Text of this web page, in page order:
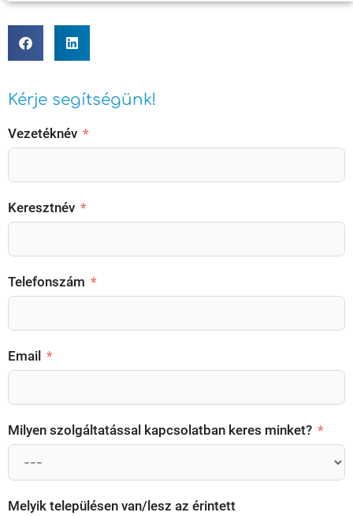
Kérje segítségünk!
Vezetéknév
Keresztnév
Telefonszám
Email
Milyen szolgáltatással kapcsolatban keres minket?
Melyik településen van/lesz az érintett